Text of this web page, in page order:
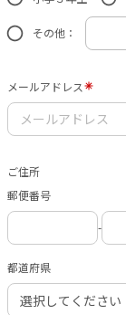
その他：
メールアドレス
ご住所
郵便番号
-
都道府県